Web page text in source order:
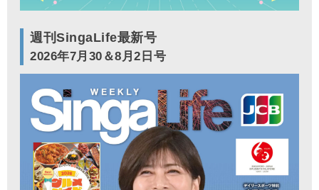
週刊SingaLife最新号
2026年7月30＆8月2日号